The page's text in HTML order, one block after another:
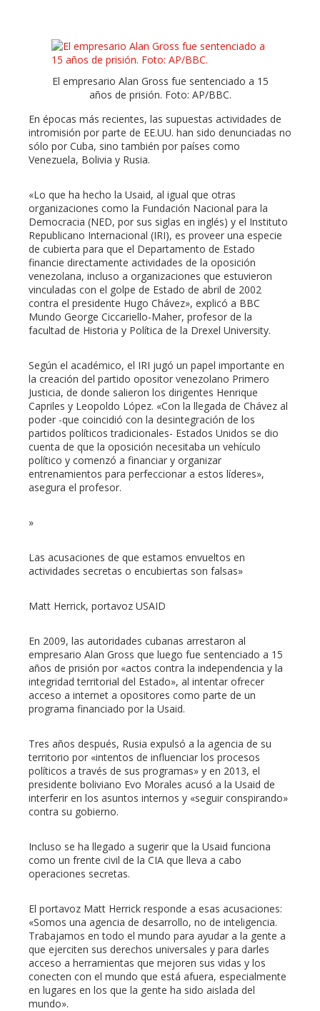
El empresario Alan Gross fue sentenciado a 15
años de prisión. Foto: AP/BBC.
En épocas más recientes, las supuestas actividades de
intromisión por parte de EE.UU. han sido denunciadas no
sólo por Cuba, sino también por países como
Venezuela, Bolivia y Rusia.
«Lo que ha hecho la Usaid, al igual que otras
organizaciones como la Fundación Nacional para la
Democracia (NED, por sus siglas en inglés) y el Instituto
Republicano Internacional (IRI), es proveer una especie
de cubierta para que el Departamento de Estado
financie directamente actividades de la oposición
venezolana, incluso a organizaciones que estuvieron
vinculadas con el golpe de Estado de abril de 2002
contra el presidente Hugo Chávez», explicó a BBC
Mundo George Ciccariello-Maher, profesor de la
facultad de Historia y Política de la Drexel University.
Según el académico, el IRI jugó un papel importante en
la creación del partido opositor venezolano Primero
Justicia, de donde salieron los dirigentes Henrique
Capriles y Leopoldo López. «Con la llegada de Chávez al
poder -que coincidió con la desintegración de los
partidos políticos tradicionales- Estados Unidos se dio
cuenta de que la oposición necesitaba un vehículo
político y comenzó a financiar y organizar
entrenamientos para perfeccionar a estos líderes»,
asegura el profesor.
»
Las acusaciones de que estamos envueltos en
actividades secretas o encubiertas son falsas»
Matt Herrick, portavoz USAID
En 2009, las autoridades cubanas arrestaron al
empresario Alan Gross que luego fue sentenciado a 15
años de prisión por «actos contra la independencia y la
integridad territorial del Estado», al intentar ofrecer
acceso a internet a opositores como parte de un
programa financiado por la Usaid.
Tres años después, Rusia expulsó a la agencia de su
territorio por «intentos de influenciar los procesos
políticos a través de sus programas» y en 2013, el
presidente boliviano Evo Morales acusó a la Usaid de
interferir en los asuntos internos y «seguir conspirando»
contra su gobierno.
Incluso se ha llegado a sugerir que la Usaid funciona
como un frente civil de la CIA que lleva a cabo
operaciones secretas.
El portavoz Matt Herrick responde a esas acusaciones:
«Somos una agencia de desarrollo, no de inteligencia.
Trabajamos en todo el mundo para ayudar a la gente a
que ejerciten sus derechos universales y para darles
acceso a herramientas que mejoren sus vidas y los
conecten con el mundo que está afuera, especialmente
en lugares en los que la gente ha sido aislada del
mundo».